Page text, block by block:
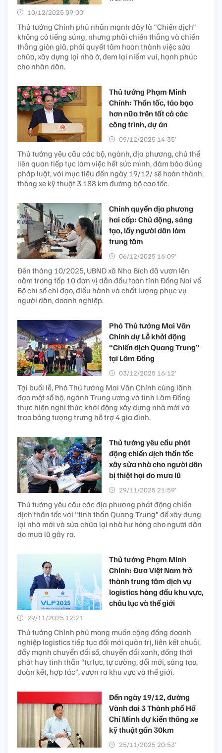
10/12/2025 09:00’
Thủ tướng Chính phủ nhấn mạnh đây là "Chiến dịch"
không có tiếng súng, nhưng phải chiến thắng và chiến
thắng giòn giã, phải quyết tâm hoàn thành việc sửa
chữa, xây dựng lại nhà ở, đem lại niềm vui, hạnh phúc
cho nhân dân.
Thủ tướng Phạm Minh
Chính: Thần tốc, táo bạo
hơn nữa trên tất cả các
công trình, dự án
09/12/2025 14:35’
Thủ tướng yêu cầu các bộ, ngành, địa phương, chủ thể
liên quan tiếp tục làm việc hết sức mình, đảm bảo đúng
pháp luật, với mục tiêu đến ngày 19/12/ sẽ hoàn thành,
thông xe kỹ thuật 3.188 km đường bộ cao tốc.
Chính quyền địa phương
hai cấp: Chủ động, sáng
tạo, lấy người dân làm
trung tâm
06/12/2025 16:09’
Đến tháng 10/2025, UBND xã Nha Bích đã vươn lên
nằm trong tốp 10 đơn vị dẫn đầu toàn tỉnh Đồng Nai về
Bộ chỉ số chỉ đạo, điều hành và chất lượng phục vụ
người dân, doanh nghiệp.
Phó Thủ tướng Mai Văn
Chính dự Lễ khởi động
“Chiến dịch Quang Trung”
tại Lâm Đồng
03/12/2025 16:12’
Tại buổi lễ, Phó Thủ tướng Mai Văn Chính cùng lãnh
đạo một số bộ, ngành Trung ương và tỉnh Lâm Đồng
thực hiện nghi thức khởi động xây dựng nhà mới và
trao bảng tượng trưng hỗ trợ 4 gia đình.
Thủ tướng yêu cầu phát
động chiến dịch thần tốc
xây sửa nhà cho người dân
bị thiệt hại do mưa lũ
29/11/2025 21:59’
Thủ tướng yêu cầu các địa phương phát động chiến
dịch thần tốc với "tinh thần Quang Trung” để xây dựng
lại nhà mới và sửa chữa lại nhà hư hỏng cho người dân
do mưa lũ gây ra.
Thủ tướng Phạm Minh
Chính: Đưa Việt Nam trở
thành trung tâm dịch vụ
logistics hàng đầu khu vực,
châu lục và thế giới
29/11/2025 12:21’
Thủ tướng Chính phủ mong muốn cộng đồng doanh
nghiệp logistics tiếp tục đổi mới quản trị, liên kết chuỗi,
đẩy mạnh chuyển đổi số, chuyển đổi xanh, đồng thời
phát huy tinh thần “tự lực, tự cường, đổi mới, sáng tạo,
đoàn kết, hợp tác”, vươn ra khu vực và thế giới.
Đến ngày 19/12, đường
Vành đai 3 Thành phố Hồ
Chí Minh dự kiến thông xe
kỹ thuật gần 30km
25/11/2025 20:53’